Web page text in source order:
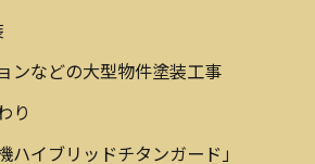
ンなどの大型物件塗装工事
り
ハイブリッドチタンガード」